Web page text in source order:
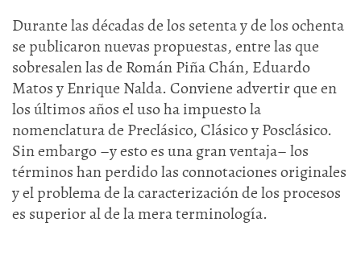
Durante las décadas de los setenta y de los ochenta
se publicaron nuevas propuestas, entre las que
sobresalen las de Román Piña Chán, Eduardo
Matos y Enrique Nalda. Conviene advertir que en
los últimos años el uso ha impuesto la
nomenclatura de Preclásico, Clásico y Posclásico.
Sin embargo –y esto es una gran ventaja– los
términos han perdido las connotaciones originales
y el problema de la caracterización de los procesos
es superior al de la mera terminología.